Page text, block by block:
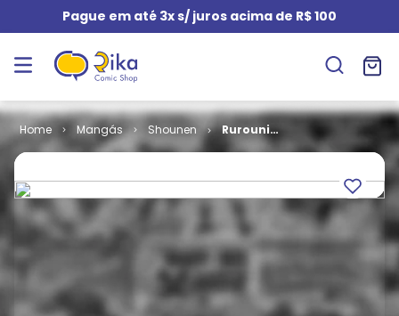
Pague em até 3x s/ juros acima de R$ 100
Mangás Shounen
Rurouni
Kenshin # 02